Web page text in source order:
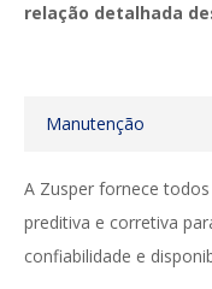
relação detalhada
Manutenção
A Zusper fornece
preditiva e corretiva
confiabilidade e